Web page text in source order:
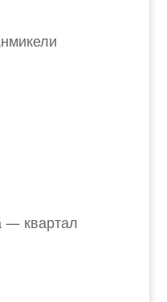
— квартал